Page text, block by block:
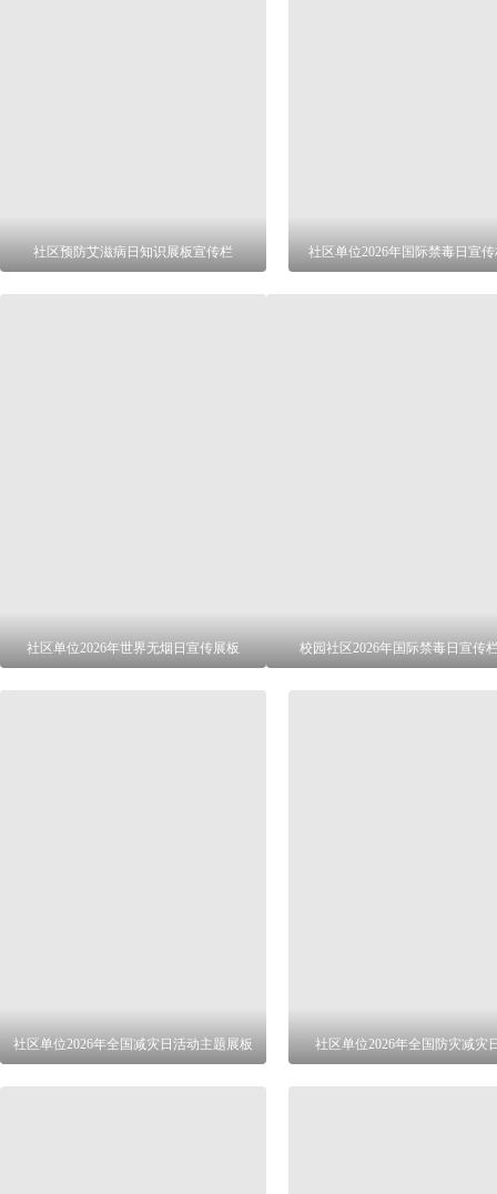
社区预防艾滋病日知识展板宣传栏 社区单位2026年国际禁毒日宣
社区单位2026年世界无烟日宣传展板 校园社区2026年国际禁毒日宣传
社区单位2026年全国减灾日活动主题展板 社区单位2026年全国防灾减灾